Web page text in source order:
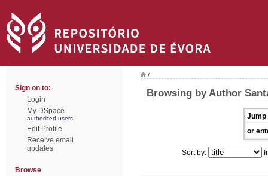
Sign on to:
Login
My DSpace
authorized users
Edit Profile
Receive email
updates
Browse
/
Browsing by Author
Jump
or
Sort by: